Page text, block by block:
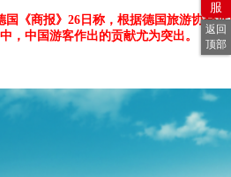
《商报》26日称，根据德国旅游协会
，中国游客作出的贡献尤为突出。
服
返回
顶部